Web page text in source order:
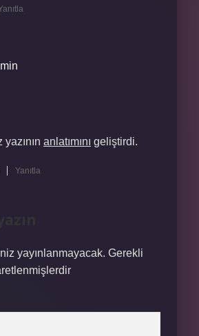
anlatımını geliştirdi.
Yanıtla
yayınlanmayacak. Gerekli